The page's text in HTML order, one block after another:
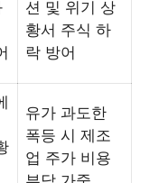
션 및 위기 상
황서 주식 하
락 방어
유가 과도한
폭등 시 제조
업 주가 비용